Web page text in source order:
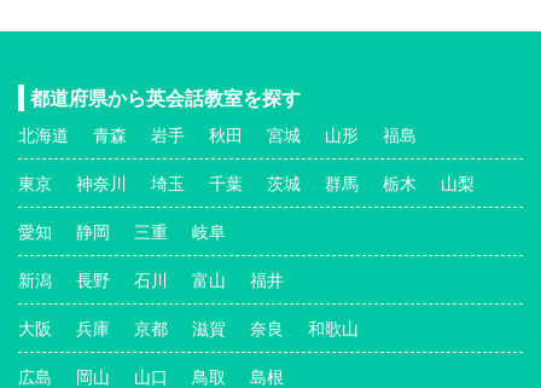
都道府県から英会話教室を探す
北海道 青森 岩手 秋田 宮城 山形 福島
東京 神奈川 埼玉 千葉 茨城 群馬 栃木 山梨
愛知 静岡 三重 岐阜
新潟 長野 石川 富山 福井
大阪 兵庫 京都 滋賀 奈良 和歌山
広島 岡山 山口 鳥取 島根